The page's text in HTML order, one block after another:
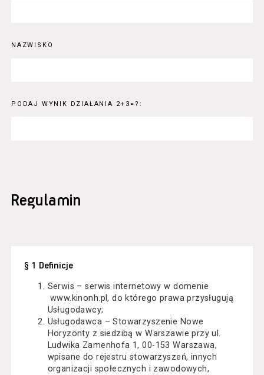
NAZWISKO
PODAJ WYNIK DZIAŁANIA 2+3=?:
Regulamin
§ 1 Definicje
Serwis – serwis internetowy w domenie
www.kinonh.pl, do którego prawa przysługują
Usługodawcy;
Usługodawca – Stowarzyszenie Nowe
Horyzonty z siedzibą w Warszawie przy ul.
Ludwika Zamenhofa 1, 00-153 Warszawa,
wpisane do rejestru stowarzyszeń, innych
organizacji społecznych i zawodowych,